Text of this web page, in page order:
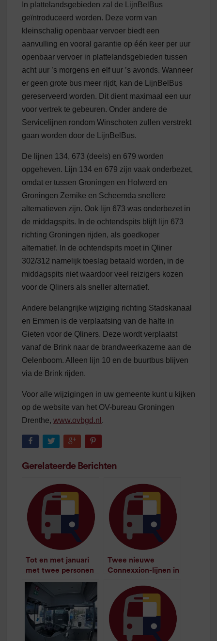
In plattelandsgebieden zal de LijnBelBus
geïntroduceerd worden. Deze vorm van
kleinschalig openbaar vervoer biedt een
aanvulling en vooral garantie op één keer per uur
openbaar vervoer in plattelandsgebieden tussen
acht uur ’s morgens en elf uur ’s avonds. Wanneer
er geen grote bus meer rijdt, kan de LijnBelBus
gereserveerd worden. Dit dient maximaal een uur
voor vertrek te gebeuren. Onder andere de
Servicelijnen rondom Winschoten zullen verstrekt
gaan worden door de LijnBelBus.
De lijnen 134, 673 (deels) en 679 worden
opgeheven. Lijn 134 en 679 zijn vaak onderbezet,
omdat er tussen Groningen en Holwerd en
Groningen Zernike en Scheemda snellere
alternatieven zijn. Ook lijn 673 was onderbezet in
de middagspits. In de ochtendspits blijft lijn 673
richting Groningen rijden, als goedkoper
alternatief. In de ochtendspits moet in Qliner
302/312 namelijk toeslag betaald worden, in de
middagspits niet waardoor veel reizigers kozen
voor de Qliners als sneller alternatief.
Andere belangrijke wijziging richting Stadskanaal
en Emmen is de verplaatsing van de halte in
Gieten voor de Qliners. Deze wordt verplaatst
vanaf de Brink naar de brandweerkazerne aan de
Oelenboom. Alleen lijn 10 en de buurtbus blijven
via de Brink rijden.
Voor alle wijzigingen in uw gemeente kunt u kijken
op de website van het OV-bureau Groningen
Drenthe, www.ovbgd.nl .
Gerelateerde Berichten
Tot en met januari
met twee personen
op Ã©Ã©n kaartje
/2
leestijd
Twee nieuwe
Connexxion-lijnen in
januari 2008
/ minuut leestijd